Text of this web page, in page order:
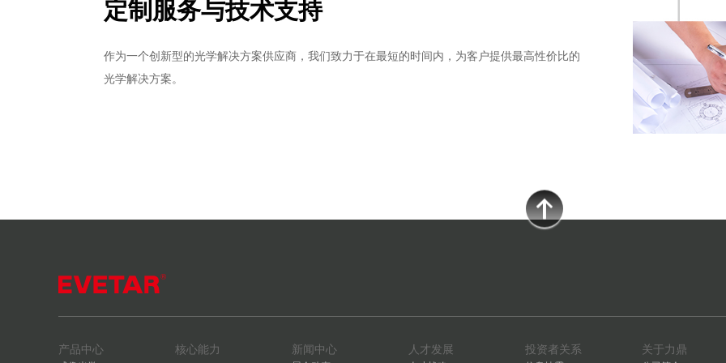
定制服务与技术支持
作为一个创新型的光学解决方案供应商，我们致力于在最短的时间内，为客户提供最高性价比的
光学解决方案。
产品中心 核心能力 新闻中心 人才发展 投资者关系 关于力鼎